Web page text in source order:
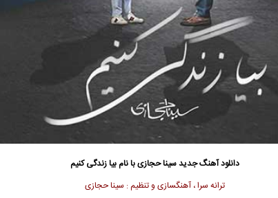
دانلود آهنگ جدیدسینا حجازیبا نام بیا زندگی کنیم
ترانه سرا ، آهنگسازی و تنظیم : سینا حجازی